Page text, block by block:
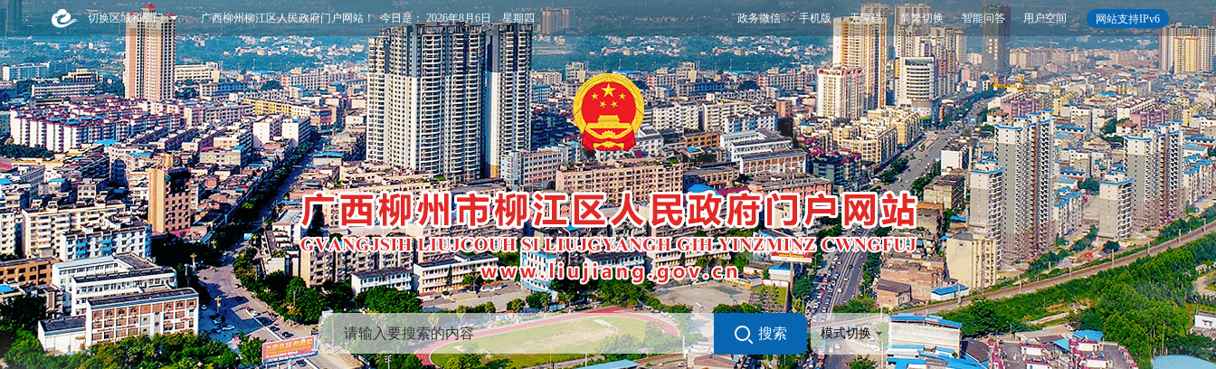
切换区域和部门 网站支持IPv6
政务微信 手机版 无障碍 简繁切换 智能问答 用户空间
广西柳州柳江区人民政府门户网站！ 今日是：2026年8月6日 星期四
搜索 模式切换